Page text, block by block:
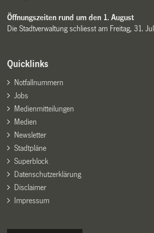
Öffnungszeiten rund um den 1. August
Die Stadtverwaltung schliesst am Freitag, 31.
Quicklinks
Notfallnummern
Jobs
Medienmitteilungen
Medien
Newsletter
Stadtpläne
Superblock
Datenschutzerklärung
Disclaimer
Impressum